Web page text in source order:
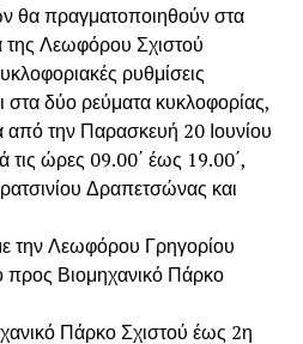
θα πραγματοποιηθούν στα
Λεωφόρου Σχιστού
ρυθμίσεις
στα δύο ρεύματα κυκλοφορίας,
από την Παρασκευή 20 Ιουνίου
τις ώρες 09.00΄ έως 19.00΄,
Δραπετσώνας και
την Λεωφόρου Γρηγορίου
Βιομηχανικό Πάρκο
Πάρκο Σχιστού έως 2η